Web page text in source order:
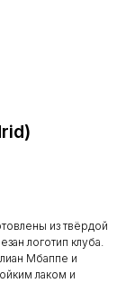
из твёрдой
логотип клуба.
Мбаппе и
лаком и